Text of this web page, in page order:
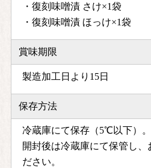
・復刻味噌漬 さけ×1袋
・復刻味噌漬 ほっけ×1袋
賞味期限
製造加工日より15日
保存方法
冷蔵庫にて保存（5℃以下）。
開封後は冷蔵庫にて保管し、
ださい。